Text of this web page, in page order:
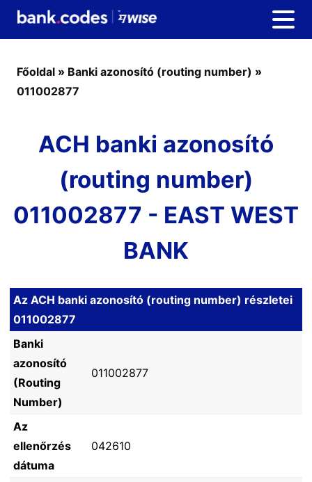
Főoldal » Banki azonosító (routing number) »
011002877
ACH banki azonosító
(routing number)
011002877 - EAST WEST
BANK
Az ACH banki azonosító (routing number) részletei
011002877
Banki
azonosító
(Routing
Number)
011002877
Az
ellenőrzés
dátuma
042610